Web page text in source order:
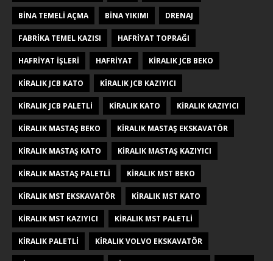
BINA TEMELI AÇMA BINA YIKIMI DRENAJ
FABRIKA TEMEL KAZISI HAFRIYAT TOPRAĞI
HAFRIYAT İŞLERI HAFRİYAT KIRALIK JCB BEKO
KIRALIK JCB KATO KIRALIK JCB KAZIYICI
KIRALIK JCB PALETLI KIRALIK KATO KIRALIK KAZIYICI
KIRALIK MASTAŞ BEKO KIRALIK MASTAŞ EKSKAVATÖR
KIRALIK MASTAŞ KATO KIRALIK MASTAŞ KAZIYICI
KIRALIK MASTAŞ PALETLI KIRALIK MST BEKO
KIRALIK MST EKSKAVATÖR KIRALIK MST KATO
KIRALIK MST KAZIYICI KIRALIK MST PALETLI
KIRALIK PALETLI KIRALIK VOLVO EKSKAVATÖR